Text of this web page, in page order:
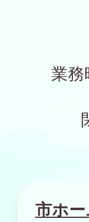
業務
市ホ